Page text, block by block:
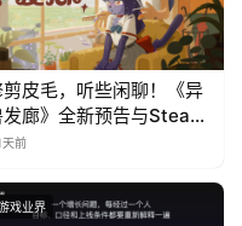
皮毛，听些闲聊！《异
廊》全新预告与Steam
费试玩公开
天前
戏业界